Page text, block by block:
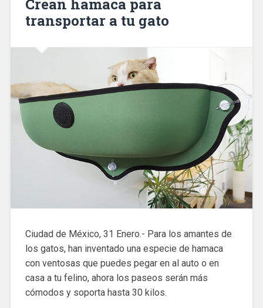
Crean hamaca para
transportar a tu gato
Ciudad de México, 31 Enero.- Para los amantes de
los gatos, han inventado una especie de hamaca
con ventosas que puedes pegar en al auto o en
casa a tu felino, ahora los paseos serán más
cómodos y soporta hasta 30 kilos.